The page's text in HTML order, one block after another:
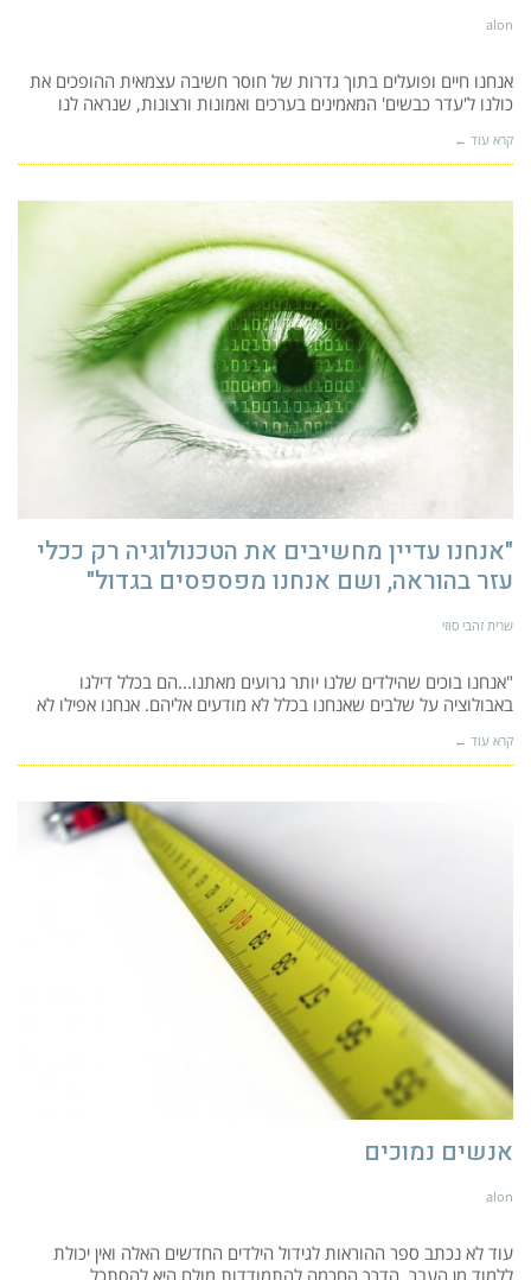
alon
אנחנו חיים ופועלים בתוך גדרות של חוסר חשיבה עצמאית ההופכים את
כולנו ל'עדר כבשים' המאמינים בערכים ואמונות ורצונות, שנראה לנו
קרא עוד ←
"אנחנו עדיין מחשיבים את הטכנולוגיה רק ככלי
עזר בהוראה, ושם אנחנו מפספסים בגדול"
שרית זהבי סוזי
"אנחנו בוכים שהילדים שלנו יותר גרועים מאתנו...הם בכלל דילגו
באבולוציה על שלבים שאנחנו בכלל לא מודעים אליהם. אנחנו אפילו לא
קרא עוד ←
אנשים נמוכים
alon
עוד לא נכתב ספר ההוראות לגידול הילדים החדשים האלה ואין יכולת